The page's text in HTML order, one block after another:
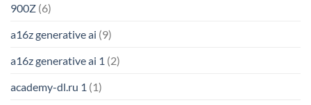
900Z (6)
a16z generative ai (9)
a16z generative ai 1 (2)
academy-dl.ru 1 (1)